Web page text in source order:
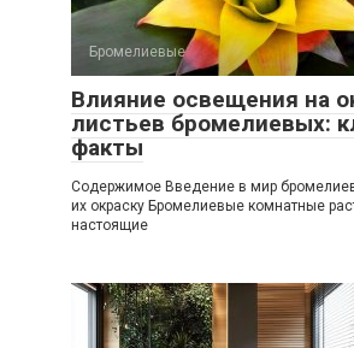
Бромелиевые
Влияние освещения на
листьев бромелиевых:
факты
Содержимое Введение в мир
их окраску Бромелиевые комнатные
настоящие